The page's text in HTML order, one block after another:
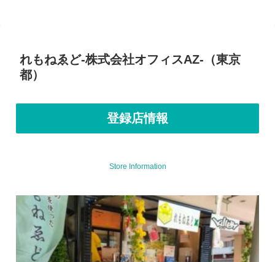
れもねゑど-株式会社オフィスAZ-（東京
都）
登録店情報
Store Information